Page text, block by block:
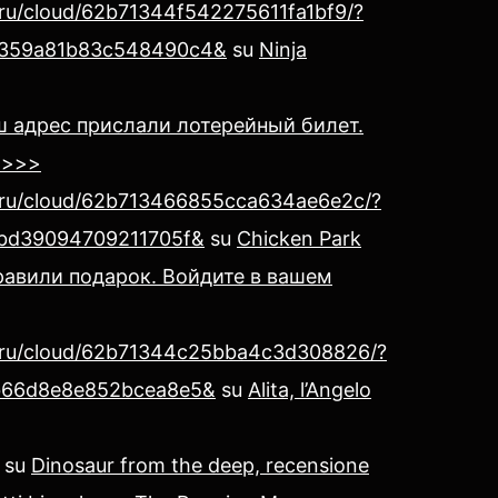
cloud/62b71344f542275611fa1bf9/?
su Ninja
прислали лотерейный билет.
cloud/62b713466855cca634ae6e2c/?
su Chicken Park
подарок. Войдите в вашем
cloud/62b71344c25bba4c3d308826/?
su Alita, l’Angelo
su Dinosaur from the deep, recensione